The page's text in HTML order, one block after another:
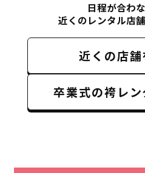
日程が合わ
近くのレンタル店
近くの店
卒業式の袴レ